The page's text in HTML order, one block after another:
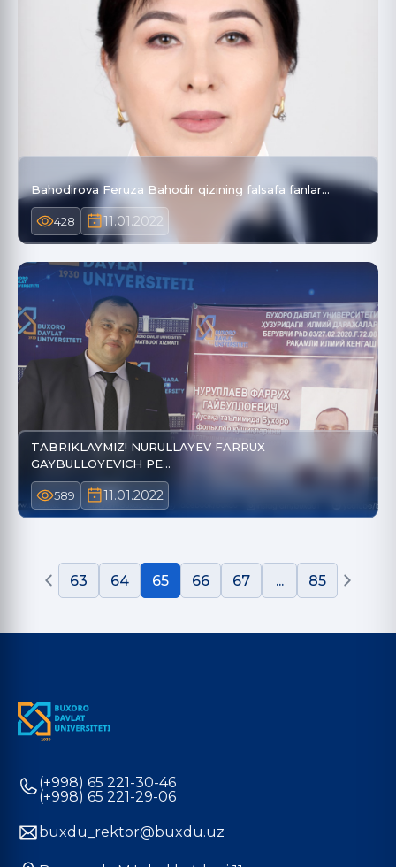
Bahodirova Feruza Bahodir qizining falsafa fanlar…
428 11.01.2022
TABRIKLAYMIZ! NURULLAYEV FARRUX
GAYBULLOYEVICH PE…
589 11.01.2022
63 64 65 66 67 ... 85
(+998) 65 221-30-46
(+998) 65 221-29-06
buxdu_rektor@buxdu.uz